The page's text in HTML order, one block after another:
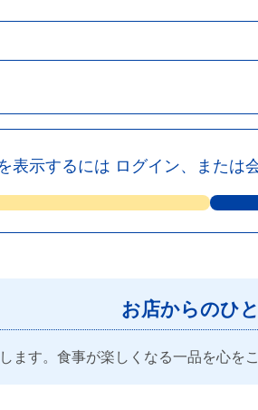
表示するには ログイン、または
お店からのひ
す。食事が楽しくなる一品を心を